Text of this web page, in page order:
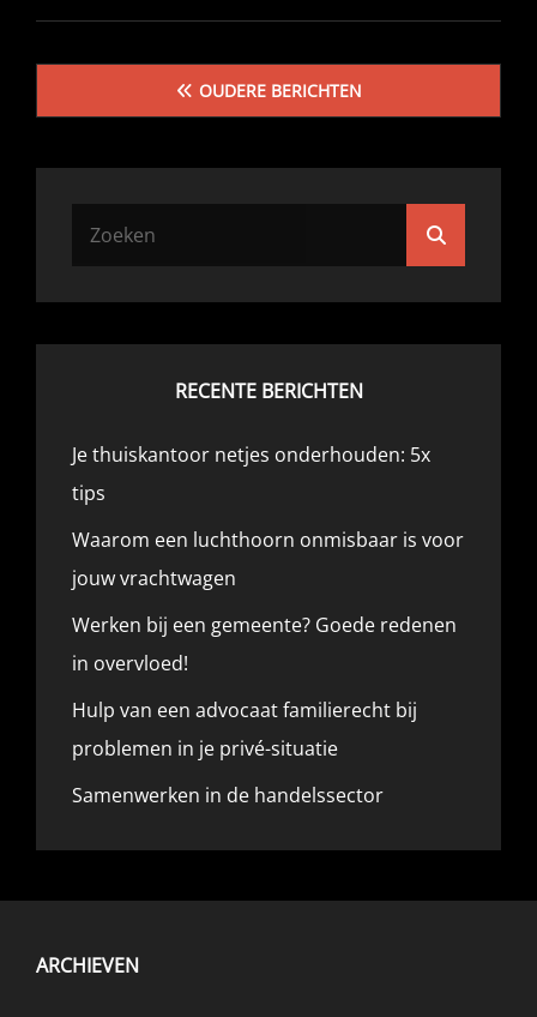
OPLOSSINGEN
JOUW
WEBSITE
BerichtennavigatieOUDERE BERICHTEN
RECENTE BERICHTEN
Je thuiskantoor netjes onderhouden: 5x
tips
Waarom een luchthoorn onmisbaar is voor
jouw vrachtwagen
Werken bij een gemeente? Goede redenen
in overvloed!
Hulp van een advocaat familierecht bij
problemen in je privé-situatie
Samenwerken in de handelssector
ARCHIEVEN